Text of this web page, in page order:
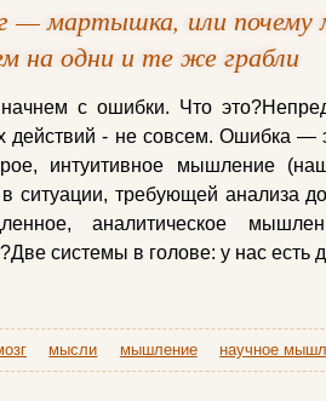
— мартышка, или почему
на одни и те же грабли
с ошибки. Что
действий - не совсем. Ошибка —
интуитивное мышление
в ситуации, требующей анализа
аналитическое
системы в голове: у нас
мысли мышление научное